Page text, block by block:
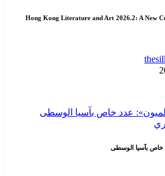
Hong Kong Literature and Art 2026.2: A New
خاص بآسيا الوسطى